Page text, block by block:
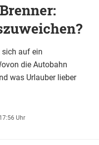
sich auf ein
die Autobahn
was Urlauber lieber
Uhr